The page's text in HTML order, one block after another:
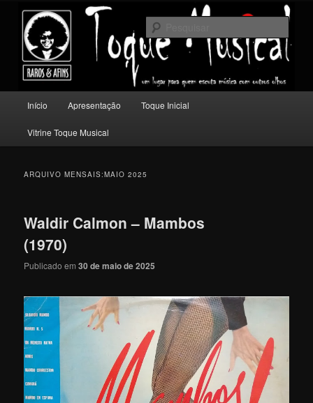
conteúdo
principal
conteúdo
secundário
Toque Musical
Um lugar para quem escuta música com outros olhos.
principal
Início Apresentação Toque Inicial
Vitrine Toque Musical
ARQUIVO MENSAIS:MAIO 2025
Waldir Calmon – Mambos
(1970)
Publicado em30 de maio de 2025